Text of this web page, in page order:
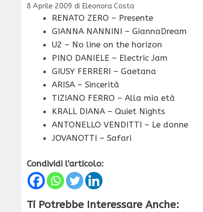
8 Aprile 2009 di Eleonora Costa
RENATO ZERO – Presente
GIANNA NANNINI – GiannaDream
U2 – No line on the horizon
PINO DANIELE – Electric Jam
GIUSY FERRERI – Gaetana
ARISA – Sincerità
TIZIANO FERRO – Alla mia età
KRALL DIANA – Quiet Nights
ANTONELLO VENDITTI – Le donne
JOVANOTTI – Safari
Condividi l'articolo:
Ti Potrebbe Interessare Anche: